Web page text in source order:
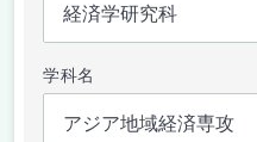
学科名